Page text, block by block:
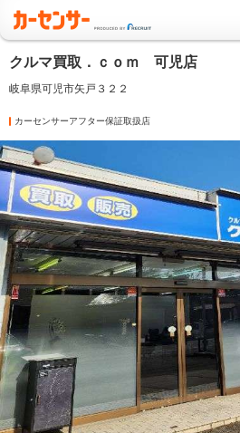
クルマ買取．ｃｏｍ 可児店
岐阜県可児市矢戸３２２
カーセンサーアフター保証取扱店